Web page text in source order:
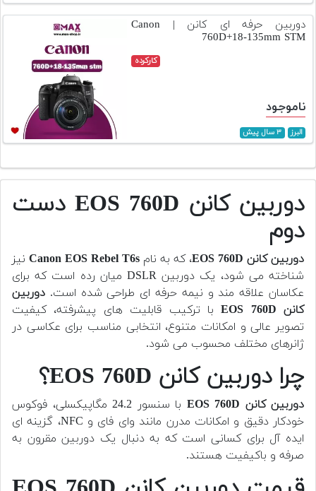
دوربین حرفه ای کانن | Canon
760D+18-135mm STM
کارکرده
ناموجود
البرز ۳ سال پیش
دوربین کانن EOS 760D دست
دوم
دوربین کانن EOS 760D ، که به نام Canon EOS Rebel T6s نیز
شناخته می شود، یک دوربین DSLR میان رده است که برای
عکاسان علاقه مند و نیمه حرفه ای طراحی شده است. دوربین
کانن EOS 760D
با ترکیب قابلیت های پیشرفته، کیفیت
تصویر عالی و امکانات متنوع، انتخابی مناسب برای عکاسی در
ژانرهای مختلف محسوب می شود.
چرا دوربین کانن EOS 760D؟
دوربین کانن EOS 760D
با سنسور 24.2 مگاپیکسلی، فوکوس
خودکار دقیق و امکانات مدرن مانند وای فای و NFC، گزینه ای
ایده آل برای کسانی است که به دنبال یک دوربین مقرون به
صرفه و باکیفیت هستند.